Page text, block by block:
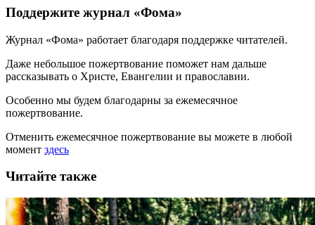
Поддержите журнал «Фома»
Журнал «Фома» работает благодаря поддержке читателей.
Даже небольшое пожертвование поможет нам дальше
рассказывать о Христе, Евангелии и православии.
Особенно мы будем благодарны за ежемесячное
пожертвование.
Отменить ежемесячное пожертвование вы можете в любой
момент здесь
Читайте также